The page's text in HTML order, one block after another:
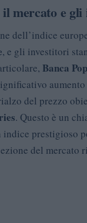
mercato e gli
dell’indice
, e gli investitori
Banca
del prezzo
. Questo è un
indice prestigioso
del mercato